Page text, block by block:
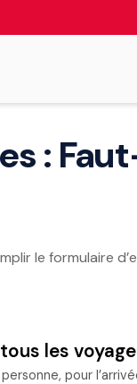
:
le formulaire
les
pour